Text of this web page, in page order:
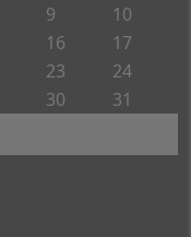
9
10
16
17
23
24
30 31